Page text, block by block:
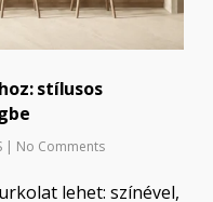
stílusos
| No Comments
lehet: színével,